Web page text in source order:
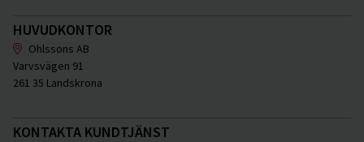
HUVUDKONTOR
Ohlssons AB
Varvsvägen 91
261 35 Landskrona
KONTAKTA KUNDTJÄNST